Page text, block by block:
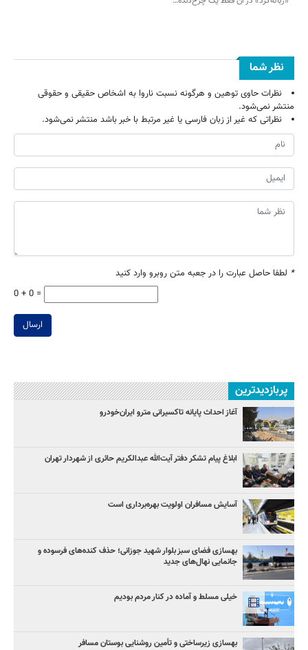
نظر شما
نظرات حاوی توهین و هرگونه نسبت ناروا به اشخاص حقیقی و حقوقی
منتشر نمی‌شود.
نظراتی که غیر از زبان فارسی یا غیر مرتبط با خبر باشد منتشر نمی‌شود.
* لطفا حاصل عبارت را در جعبه متن روبرو وارد کنید
0 + 0 =
ارسال
پربازدیدترین
آغاز احداث پایانه تاکسیرانی مترو ایران‌خودرو
ابلاغ پیام تشکر دفتر آیت‌الله عبدالکریم حائری از شهردار تهران
آسایش مسافران اولویت بهره‌برداری است
بهسازی فضای سبز بلوار شهید جوزانی؛ حذف کنده‌های فرسوده و
جانمایی نهال‌های جدید
خیلی مسلط و آماده در کنار مردم بودیم
بهسازی زیرساختی و تأمین روشنایی بوستان مسافر